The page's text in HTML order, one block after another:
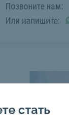
Позвоните нам:
Или напишите:
стать